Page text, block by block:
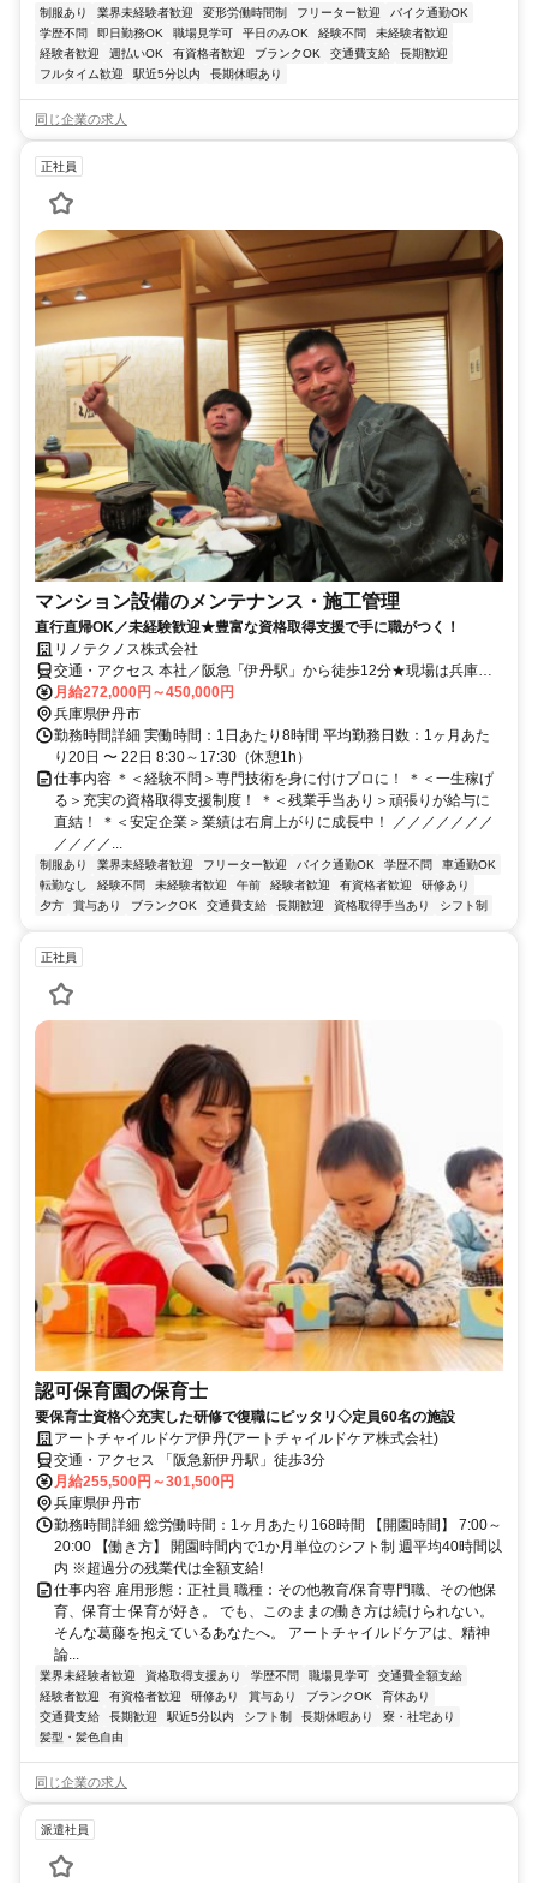
制服あり 業界未経験者歓迎 変形労働時間制 フリーター歓迎
バイク通勤OK
学歴不問
即日勤務OK 職場見学可 平日のみOK 経験不問
未経験者歓迎
経験者歓迎
週払いOK 有資格者歓迎 ブランクOK 交通費支給
長期歓迎
フルタイム歓迎
駅近5分以内 長期休暇あり
同じ企業の求人
正社員
マンション設備のメンテナンス・施工管理
直行直帰OK／未経験歓迎★豊富な資格取得支援で手に職がつく！
リノテクノス株式会社
交通・アクセス 本社／阪急「伊丹駅」から徒歩12分★現場は兵庫・
大阪エリアのお客様先
月給272,000円～450,000円
兵庫県伊丹市
勤務時間詳細 実働時間：1日あたり8時間 平均勤務日数：1ヶ月あた
り20日 〜 22日 8:30～17:30（休憩1h）
仕事内容 ＊＜経験不問＞専門技術を身に付けプロに！ ＊＜一生稼げ
る＞充実の資格取得支援制度！ ＊＜残業手当あり＞頑張りが給与に
直結！ ＊＜安定企業＞業績は右肩上がりに成長中！ ／／／／／／／
／／／／...
制服あり 業界未経験者歓迎 フリーター歓迎 バイク通勤OK 学歴不問
車通勤OK
転勤なし
経験不問 未経験者歓迎 午前 経験者歓迎 有資格者歓迎
研修あり
夕方
賞与あり ブランクOK 交通費支給 長期歓迎 資格取得手当あり シフト制
正社員
認可保育園の保育士
要保育士資格◇充実した研修で復職にピッタリ◇定員60名の施設
アートチャイルドケア伊丹(アートチャイルドケア株式会社)
交通・アクセス 「阪急新伊丹駅」徒歩3分
月給255,500円～301,500円
兵庫県伊丹市
勤務時間詳細 総労働時間：1ヶ月あたり168時間 【開園時間】 7:00～
20:00 【働き方】 開園時間内で1か月単位のシフト制 週平均40時間以
内 ※超過分の残業代は全額支給!
仕事内容 雇用形態：正社員 職種：その他教育/保育専門職、その他保
育、保育士 保育が好き。 でも、このままの働き方は続けられない。
そんな葛藤を抱えているあなたへ。 アートチャイルドケアは、精神
論...
業界未経験者歓迎 資格取得支援あり 学歴不問 職場見学可
交通費全額支給
経験者歓迎
有資格者歓迎 研修あり 賞与あり ブランクOK
育休あり
交通費支給
長期歓迎 駅近5分以内 シフト制 長期休暇あり
寮・社宅あり
髪型・髪色自由
同じ企業の求人
派遣社員